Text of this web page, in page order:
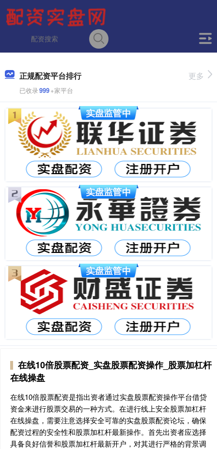
正规配资平台排行
已收录999+家平台
更多
在线10倍股票配资_实盘股票配资操作_股票加杠杆
在线操盘
在线10倍股票配资是指出资者通过实盘股票配资操作平台借贷
资金来进行股票交易的一种方式。在进行线上安全股票加杠杆
在线操盘，需要注意选择安全可靠的实盘股票配资论坛，确保
配资过程的安全性和股票加杠杆最新操作。首先出资者应选择
具备良好信誉和股票加杠杆最新开户，对其进行严格的背景调